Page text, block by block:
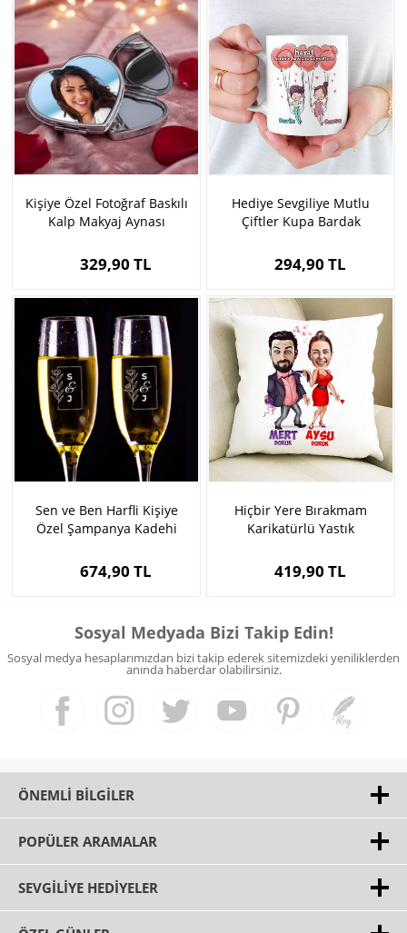
Kişiye Özel Fotoğraf Baskılı
Kalp Makyaj Aynası
329,90 TL
Hediye Sevgiliye Mutlu
Çiftler Kupa Bardak
294,90 TL
Sen ve Ben Harfli Kişiye
Özel Şampanya Kadehi
674,90 TL
Hiçbir Yere Bırakmam
Karikatürlü Yastık
419,90 TL
Sosyal Medyada Bizi Takip Edin!
Sosyal medya hesaplarımızdan bizi takip ederek sitemizdeki yeniliklerden
anında haberdar olabilirsiniz.
ÖNEMLI BILGILER
POPÜLER ARAMALAR
SEVGILIYE HEDIYELER